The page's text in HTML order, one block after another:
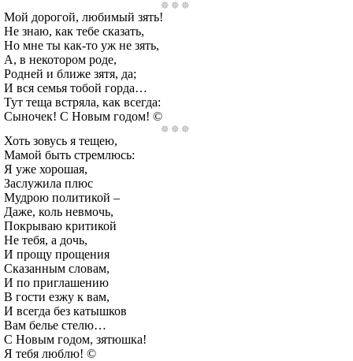
Мой дорогой, любимый зять!
Не знаю, как тебе сказать,
Но мне ты как-то уж не зять,
А, в некотором роде,
Родней и ближе зятя, да;
И вся семья тобой горда…
Тут теща встряла, как всегда:
Сыночек! С Новым годом! ©
Хоть зовусь я тещею,
Мамой быть стремлюсь:
Я уже хорошая,
Заслужила плюс
Мудрою политикой –
Даже, коль невмочь,
Покрываю критикой
Не тебя, а дочь,
И прощу прощения
Сказанным словам,
И по приглашению
В гости езжу к вам,
И всегда без катышков
Вам белье стелю…
С Новым годом, зятюшка!
Я тебя люблю! ©